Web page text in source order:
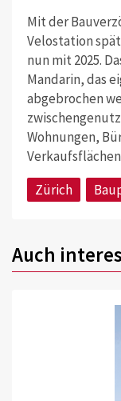
Mit der
Velostation
nun mit 2025.
Mandarin, das
abgebrochen
Wohnungen,
Zürich
Auch